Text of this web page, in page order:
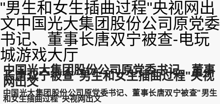
"男生和女生插曲过程"央视网出
文中国光大集团股份公司原党委
书记、董事长唐双宁被查-电玩
城游戏大厅
中国光大集团股份公司原党委书记、董事
长唐双宁被查"男生和女生插曲过程"央视
网出文
中国光大集团股份公司原党委书记、董事长唐双宁被查"男生
和女生插曲过程"央视网出文